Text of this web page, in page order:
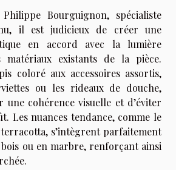
Bourguignon, spécialiste
il est judicieux de créer une
en accord avec la lumière
existants de la pièce.
coloré aux accessoires assortis,
ou les rideaux de douche,
une cohérence visuelle et d’éviter
Les nuances tendance, comme le
s’intègrent parfaitement
bois ou en marbre, renforçant ainsi